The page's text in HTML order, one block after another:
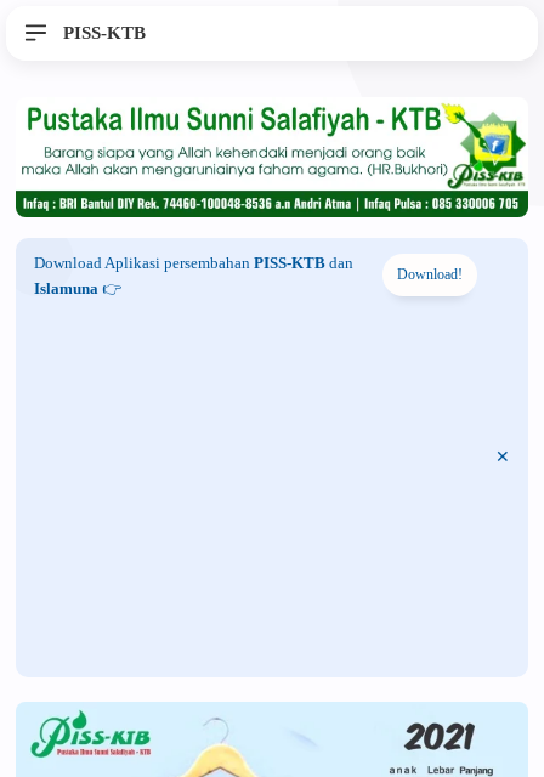
PISS-KTB
Download Aplikasi persembahan PISS-KTB dan
Islamuna 👉
Download!